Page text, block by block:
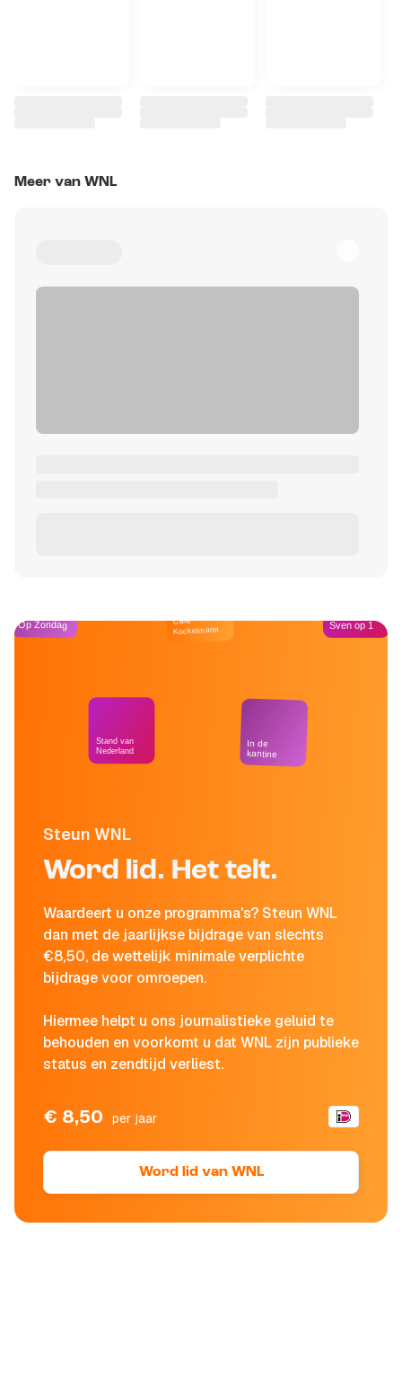
Meer van WNL
Steun WNL
Word lid. Het telt.
Waardeert u onze programma's? Steun WNL
dan met de jaarlijkse bijdrage van slechts
€8,50, de wettelijk minimale verplichte
bijdrage voor omroepen.
Hiermee helpt u ons journalistieke geluid te
behouden en voorkomt u dat WNL zijn publieke
status en zendtijd verliest.
€ 8,50 per jaar
Word lid van WNL
Op Zondag
Stand van
Nederland
Café
Kockelmann
In de
kantine
Sven op 1